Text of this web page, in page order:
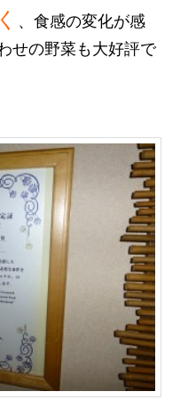
、食感の変化が感
せの野菜も大好評で